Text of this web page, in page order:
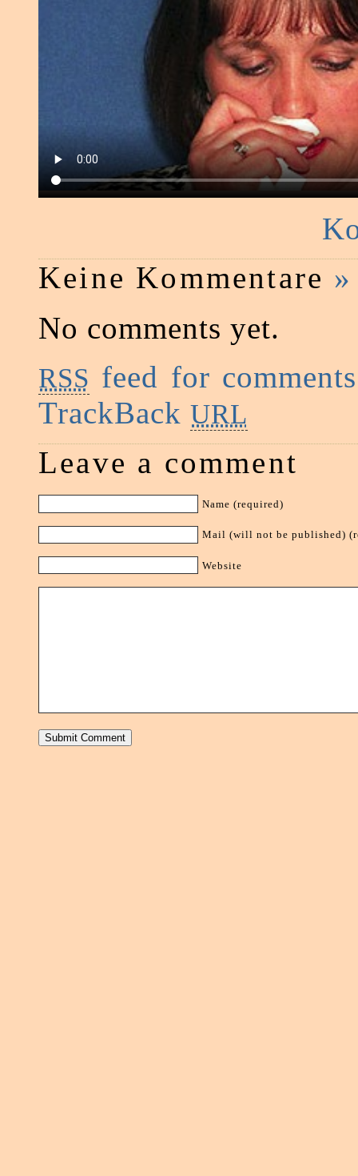
Keine Kommentare »
No comments yet.
RSS feed for
TrackBack URL
Leave a comment
Name (required)
Mail (will not be published)
Website